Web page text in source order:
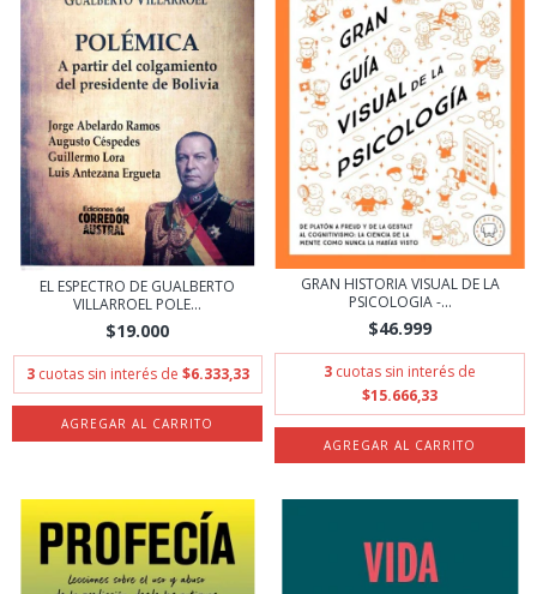
EL ESPECTRO DE GUALBERTO
VILLARROEL POLE...
$19.000
3 cuotas sin interés de $6.333,33
GRAN HISTORIA VISUAL DE LA
PSICOLOGIA -...
$46.999
3 cuotas sin interés de
$15.666,33